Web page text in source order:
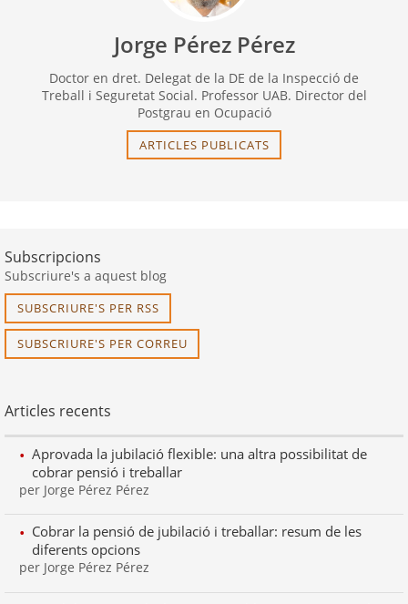
Jorge Pérez Pérez
Doctor en dret. Delegat de la DE de la Inspecció de
Treball i Seguretat Social. Professor UAB. Director del
Postgrau en Ocupació
ARTICLES PUBLICATS
Subscripcions
Subscriure's a aquest blog
SUBSCRIURE'S PER RSS
SUBSCRIURE'S PER CORREU
Articles recents
Aprovada la jubilació flexible: una altra possibilitat de
cobrar pensió i treballar
per Jorge Pérez Pérez
Cobrar la pensió de jubilació i treballar: resum de les
diferents opcions
per Jorge Pérez Pérez